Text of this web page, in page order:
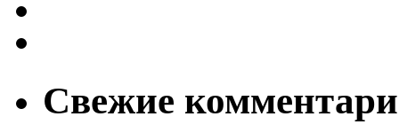
Свежие